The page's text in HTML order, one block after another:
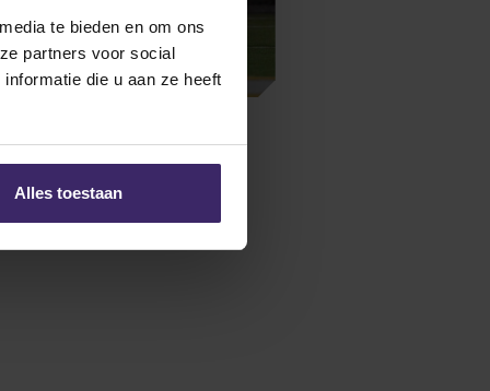
te bieden en om ons
partners voor social
die u aan ze heeft
Alles toestaan
Conference!